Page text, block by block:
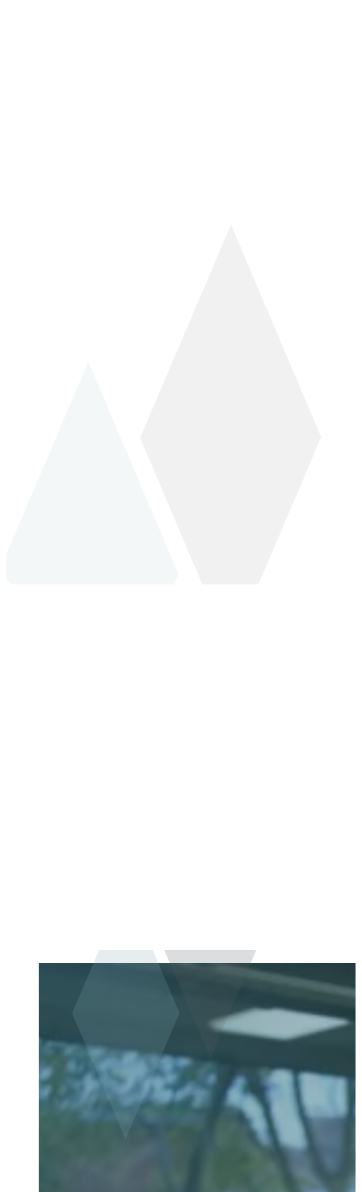
TANDLÆGESKRÆK
Lider du af tandlægeskræk, møder vi dig med
fuld respekt for dine grænser. Hos Tandlægerne
erfaring med at hjælpe patienter, der er nervøse – og vi
behandlingen, så du føler dig tryg hele vejen.